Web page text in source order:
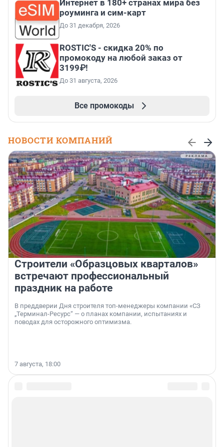
Интернет в 180+ странах мира без
роуминга и сим-карт
До 31 декабря, 2026
ROSTIC'S - скидка 20% по
промокоду на любой заказ от
3199₽!
До 31 августа, 2026
Все промокоды
НОВОСТИ КОМПАНИЙ
Строители «Образцовых кварталов»
встречают профессиональный
праздник на работе
В преддверии Дня строителя топ-менеджеры компании «СЗ
„Терминал-Ресурс“ — о планах компании, испытаниях и
поводах для осторожного оптимизма.
7 августа, 18:00